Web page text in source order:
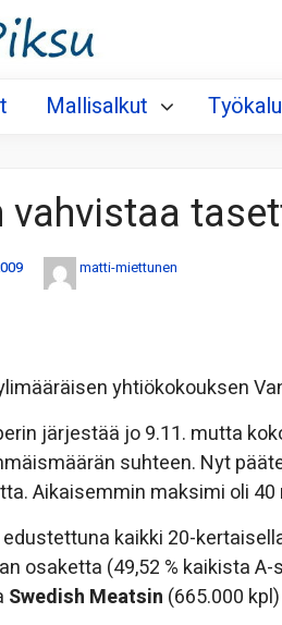
Mallisalkut
vahvistaa
matti-miettunen
yhtiökokouksen
järjestää jo 9.11. mutta
suhteen. Nyt
Aikaisemmin maksimi oli 40
kaikki 20-
osaketta (49,52 % kaikista
Swedish Meatsin (665.000